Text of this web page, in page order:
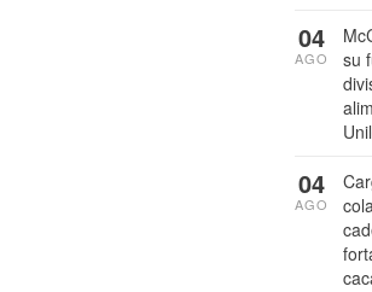
su
04
AGO
04
AGO